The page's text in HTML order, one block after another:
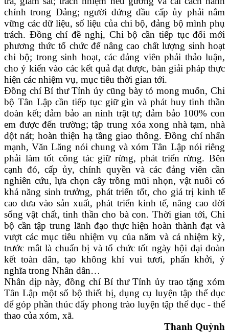
chính trong Đảng; người đứng đầu cấp ủy phải nắm
vững các dữ liệu, số liệu của chi bộ, đảng bộ mình phụ
trách. Đồng chí đề nghị, Chi bộ cần tiếp tục đổi mới
phương thức tổ chức để nâng cao chất lượng sinh hoạt
chi bộ; trong sinh hoạt, các đảng viên phải thảo luận,
cho ý kiến vào các kết quả đạt được, bàn giải pháp thực
hiện các nhiệm vụ, mục tiêu thời gian tới.
Đồng chí Bí thư Tỉnh ủy cũng bày tỏ mong muốn, Chi
bộ Tân Lập cần tiếp tục giữ gìn và phát huy tinh thần
đoàn kết; đảm bảo an ninh trật tự; đảm bảo 100% con
em được đến trường; tập trung xóa xong nhà tạm, nhà
dột nát; hoàn thiện hạ tầng giao thông. Đồng chí nhấn
mạnh, Văn Lăng nói chung và xóm Tân Lập nói riêng
phải làm tốt công tác giữ rừng, phát triển rừng. Bên
cạnh đó, cấp ủy, chính quyền và các đảng viên cần
nghiên cứu, lựa chọn cây trồng mũi nhọn, vật nuôi có
khả năng sinh trưởng, phát triển tốt, cho giá trị kinh tế
cao đưa vào sản xuất, phát triển kinh tế, nâng cao đời
sống vật chất, tinh thần cho bà con. Thời gian tới, Chi
bộ cần tập trung lãnh đạo thực hiện hoàn thành đạt và
vượt các mục tiêu nhiệm vụ của năm và cả nhiệm kỳ,
trước mắt là chuẩn bị và tổ chức tốt ngày hội đại đoàn
kết toàn dân, tạo không khí vui tươi, phấn khởi, ý
nghĩa trong Nhân dân…
Nhân dịp này, đồng chí Bí thư Tỉnh ủy trao tặng xóm
Tân Lập một số bộ thiết bị, dụng cụ luyện tập thể dục
để góp phần thúc đẩy phong trào luyện tập thể dục - thể
thao của xóm, xã.
Thanh Quỳnh